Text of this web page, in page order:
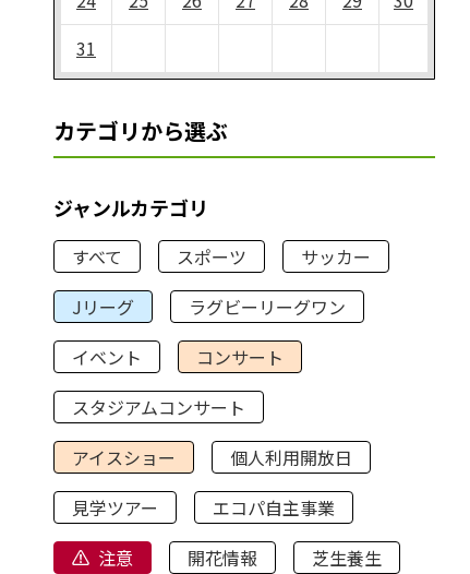
31
カテゴリから選ぶ
ジャンルカテゴリ
すべて スポーツ
サッカー
Jリーグ
ラグビーリーグワン
イベント
コンサート
スタジアムコンサート
アイスショー
個人利用開放日
見学ツアー
エコパ自主事業
注意
開花情報 芝生養生